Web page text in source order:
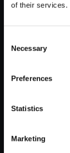
of their services.
Selection
Necessary
Preferences
Statistics
Marketing
おすすめ商品